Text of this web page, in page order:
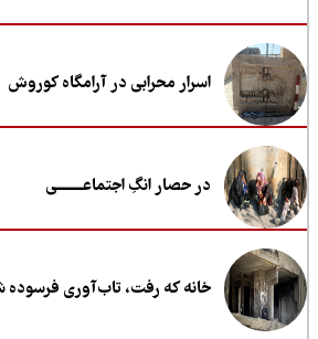
اسرار محرابی در آرامگاه کوروش
در حصار انگِ اجتماعــــــــی
خانه که رفت، تاب‌آوری فرسوده شد